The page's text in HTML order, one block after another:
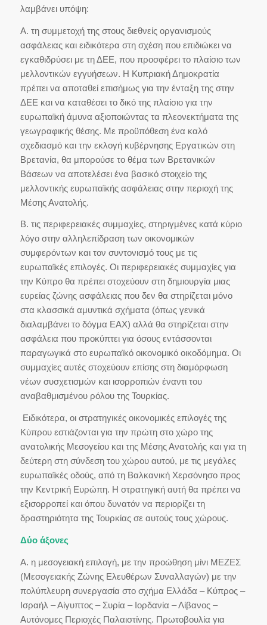
λαμβάνει υπόψη:
Α. τη συμμετοχή της στους διεθνείς οργανισμούς
ασφάλειας και ειδικότερα στη σχέση που επιδιώκει να
εγκαθιδρύσει με τη ΔΕΕ, που προσφέρει το πλαίσιο των
μελλοντικών εγγυήσεων. Η Κυπριακή Δημοκρατία
πρέπει να αποταθεί επισήμως για την ένταξη της στην
ΔΕΕ και να καταθέσει το δικό της πλαίσιο για την
ευρωπαϊκή άμυνα αξιοποιώντας τα πλεονεκτήματα της
γεωγραφικής θέσης. Με προϋπόθεση ένα καλό
σχεδιασμό και την εκλογή κυβέρνησης Εργατικών στη
Βρετανία, θα μπορούσε το θέμα των Βρετανικών
Βάσεων να αποτελέσει ένα βασικό στοιχείο της
μελλοντικής ευρωπαϊκής ασφάλειας στην περιοχή της
Μέσης Ανατολής.
Β. τις περιφερειακές συμμαχίες, στηριγμένες κατά κύριο
λόγο στην αλληλεπίδραση των οικονομικών
συμφερόντων και τον συντονισμό τους με τις
ευρωπαϊκές επιλογές. Οι περιφερειακές συμμαχίες για
την Κύπρο θα πρέπει στοχεύουν στη δημιουργία μιας
ευρείας ζώνης ασφάλειας που δεν θα στηρίζεται μόνο
στα κλασσικά αμυντικά σχήματα (όπως γενικά
διαλαμβάνει το δόγμα ΕΑΧ) αλλά θα στηρίζεται στην
ασφάλεια που προκύπτει για όσους εντάσσονται
παραγωγικά στο ευρωπαϊκό οικονομικό οικοδόμημα. Οι
συμμαχίες αυτές στοχεύουν επίσης στη διαμόρφωση
νέων συσχετισμών και ισορροπιών έναντι του
αναβαθμισμένου ρόλου της Τουρκίας.
Ειδικότερα, οι στρατηγικές οικονομικές επιλογές της
Κύπρου εστιάζονται για την πρώτη στο χώρο της
ανατολικής Μεσογείου και της Μέσης Ανατολής και για τη
δεύτερη στη σύνδεση του χώρου αυτού, με τις μεγάλες
ευρωπαϊκές οδούς, από τη Βαλκανική Χερσόνησο προς
την Κεντρική Ευρώπη. Η στρατηγική αυτή θα πρέπει να
εξισορροπεί και όπου δυνατόν να περιορίζει τη
δραστηριότητα της Τουρκίας σε αυτούς τους χώρους.
Δύο άξονες
Α. η μεσογειακή επιλογή, με την προώθηση μίνι ΜΕΖΕΣ
(Μεσογειακής Ζώνης Ελευθέρων Συναλλαγών) με την
πολύπλευρη συνεργασία στο σχήμα Ελλάδα – Κύπρος –
Ισραήλ – Αίγυπτος – Συρία – Ιορδανία – Λίβανος –
Αυτόνομες Περιοχές Παλαιστίνης. Πρωτοβουλία για